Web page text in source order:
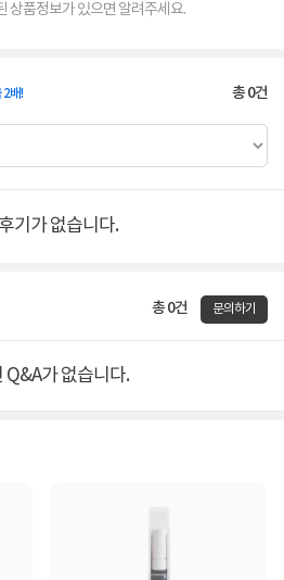
상품정보가 있으면 알려주세요.
2배! 총0건
기가 없습니다.
총 0건 문의하기
Q&A가 없습니다.